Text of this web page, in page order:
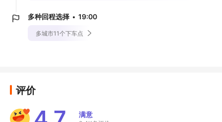
多种回程选择 19:00
多城市11个下车点
评价
满意